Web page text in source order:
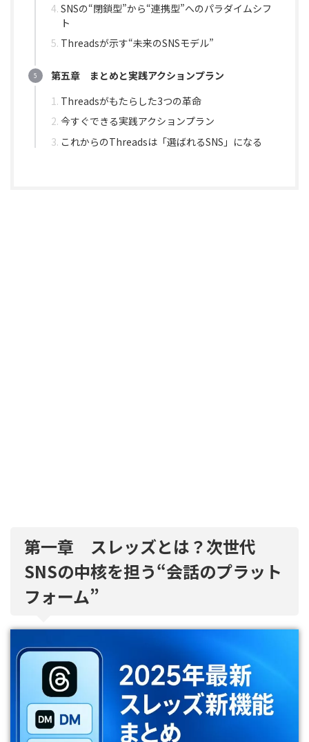
SNSの“閉鎖型”から“連携型”へのパラダイムシフ
ト
Threadsが示す“未来のSNSモデル”
第五章 まとめと実践アクションプラン
Threadsがもたらした3つの革命
今すぐできる実践アクションプラン
これからのThreadsは「選ばれるSNS」になる
第一章 スレッズとは？次世代
SNSの中核を担う“会話のプラット
フォーム”